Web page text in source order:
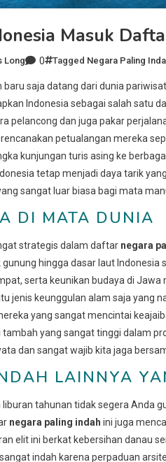
Masuk
Long 0 Tagged Negara Paling
saja datang dari dunia
Indonesia sebagai salah satu
pelancong dan juga pakar
petualangan mereka
kunjungan turis asing ke
tetap menjadi daya tarik
sangat luar biasa bagi mata
DI MATA DUNIA
strategis dalam daftar negara
hingga dasar laut
serta keunikan budaya di
jenis keunggulan alam saja yang
yang sangat mencintai
yang sangat tinggi dalam
dan sangat wajib kita jaga
LAINNYA
liburan tahunan tidak segera
negara paling indah ini juga
elit ini berkat kebersihan danau
indah karena perpaduan